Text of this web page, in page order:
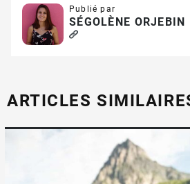
Publié par
SÉGOLÈNE ORJEBIN
ARTICLES